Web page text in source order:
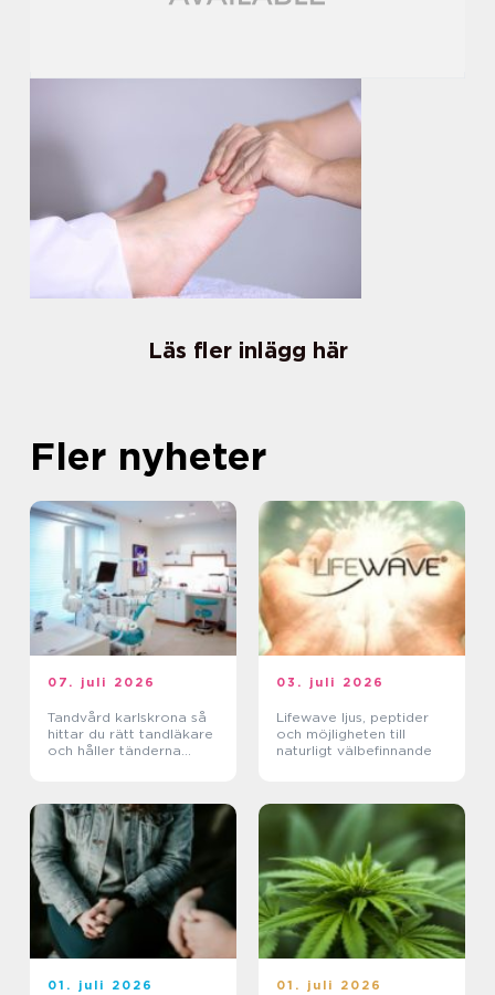
Läs fler inlägg här
Fler nyheter
07. juli 2026
Tandvård karlskrona så
hittar du rätt tandläkare
och håller tänderna
03. juli 2026
Lifewave ljus, peptider
och möjligheten till
naturligt välbefinnande
01. juli 2026 01. juli 2026